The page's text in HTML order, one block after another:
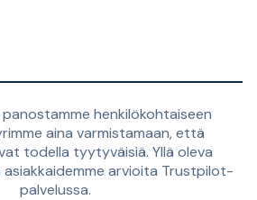
henkilökohtaiseen
aina varmistamaan, että
todella tyytyväisiä. Yllä oleva
arvioita Trustpilot-
palvelussa.